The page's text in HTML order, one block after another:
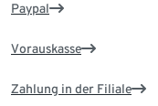
Paypal
Vorauskasse
Zahlung in der Filiale